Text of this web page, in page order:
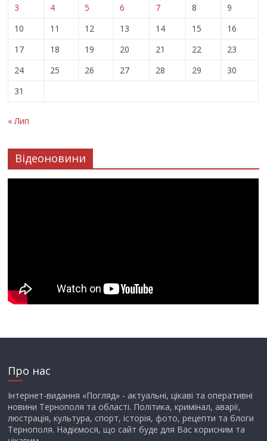
3
4 5 6 7 8
9
10
11 12 13 14 15
16
17
18 19 20 21 22
23
24
25 26 27 28 29
30
31
« Лип
Відеоновини
Про нас
Інтернет-видання «Погляд» - актуальні, цікаві та оперативні
новини Тернополя та області. Політика, кримінал, аварії,
люстрація, культура, спорт, історія, фото, рецепти та блоги
Тернополя. Надіємося, що сайт буде для Вас корисним та